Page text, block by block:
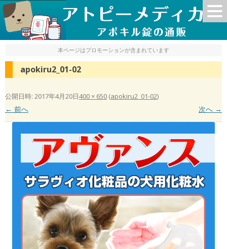
本ページはプロモーションが含まれています
apokiru2_01-02
公開日時: 2017年4月20日400 × 650 (apokiru2_01-02)
← 前へ 次へ →